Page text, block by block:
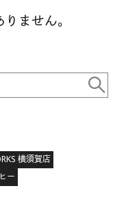
ません。
横須賀店
ー